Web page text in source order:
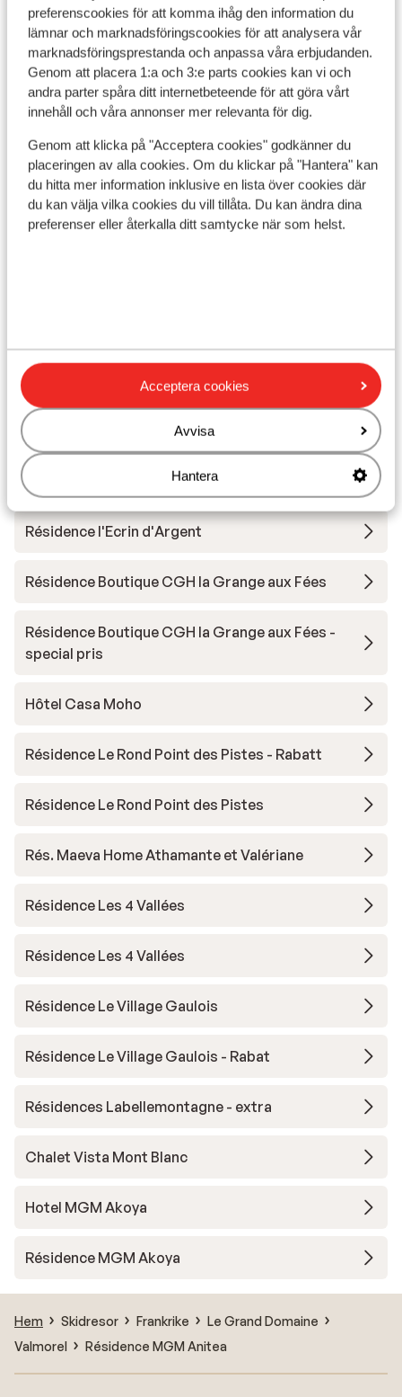
preferenscookies för att komma ihåg den information du
lämnar och marknadsföringscookies för att analysera vår
marknadsföringsprestanda och anpassa våra erbjudanden.
Genom att placera 1:a och 3:e parts cookies kan vi och
andra parter spåra ditt internetbeteende för att göra vårt
innehåll och våra annonser mer relevanta för dig.
Genom att klicka på "Acceptera cookies" godkänner du
placeringen av alla cookies. Om du klickar på "Hantera" kan
du hitta mer information inklusive en lista över cookies där
du kan välja vilka cookies du vill tillåta. Du kan ändra dina
preferenser eller återkalla ditt samtycke när som helst.
Acceptera cookies
Avvisa
Hantera
I området
I centrum
Avstånd till pist ca 50 m
Precis vid pisterna
Avstånd till skidlift ca 50 m
Närmaste kiosk ca 100 m
Närmaste restaurang ca 50 m
Andra boenden i Le Grand Domaine
Résidence l'Ecrin d'Argent
Résidence Boutique CGH la Grange aux Fées
Résidence Boutique CGH la Grange aux Fées -
special pris
Hôtel Casa Moho
Résidence Le Rond Point des Pistes - Rabatt
Résidence Le Rond Point des Pistes
Rés. Maeva Home Athamante et Valériane
Résidence Les 4 Vallées
Résidence Les 4 Vallées
Résidence Le Village Gaulois
Résidence Le Village Gaulois - Rabat
Résidences Labellemontagne - extra
Chalet Vista Mont Blanc
Hotel MGM Akoya
Résidence MGM Akoya
Hem Skidresor Frankrike
Le Grand Domaine
Valmorel
Résidence MGM Anitea